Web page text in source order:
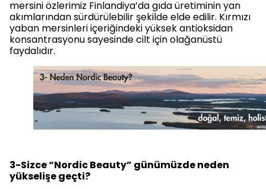
mersini özlerimiz Finlandiya’da gıda üretiminin yan
akımlarından sürdürülebilir şekilde elde edilir. Kırmızı
yaban mersinleri içeriğindeki yüksek antioksidan
konsantrasyonu sayesinde cilt için olağanüstü
faydalıdır.
3-Sizce “Nordic Beauty” günümüzde neden
yükselişe geçti?